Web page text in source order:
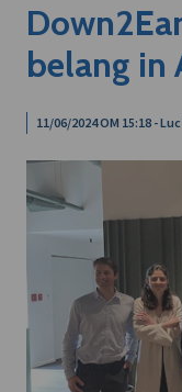
belang in
11/06/2024 OM 15:18 -